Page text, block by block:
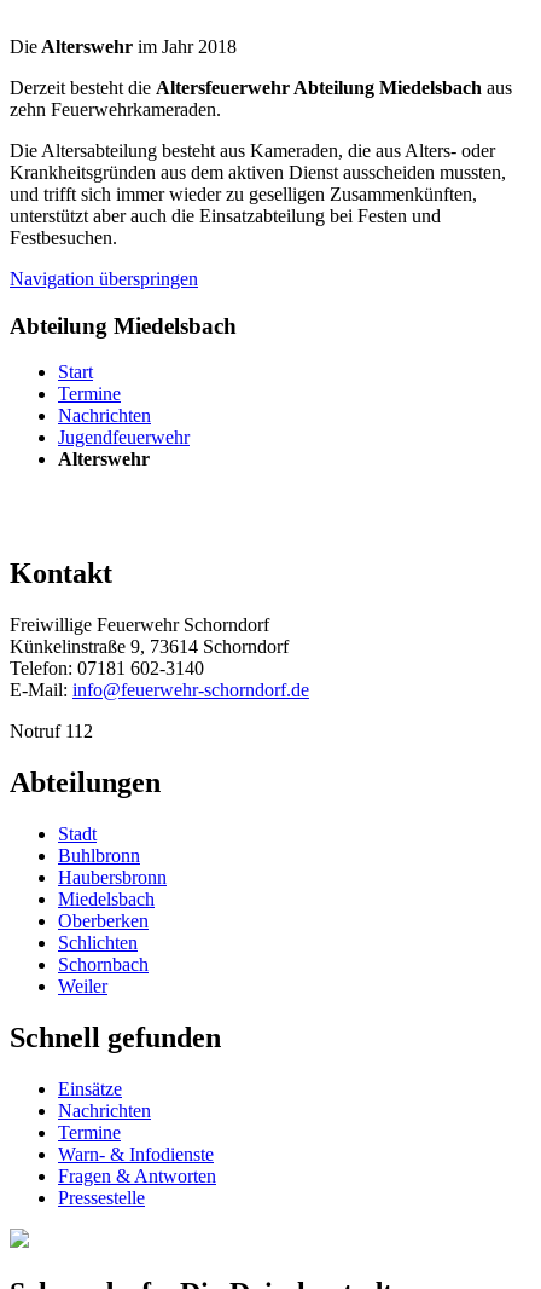
Die Alterswehr im Jahr 2018
Derzeit besteht die Altersfeuerwehr Abteilung Miedelsbach aus
zehn Feuerwehrkameraden.
Die Altersabteilung besteht aus Kameraden, die aus Alters- oder
Krankheitsgründen aus dem aktiven Dienst ausscheiden mussten,
und trifft sich immer wieder zu geselligen Zusammenkünften,
unterstützt aber auch die Einsatzabteilung bei Festen und
Festbesuchen.
Navigation überspringen
Abteilung Miedelsbach
Start
Termine
Nachrichten
Jugendfeuerwehr
Alterswehr
Kontakt
Freiwillige Feuerwehr Schorndorf
Künkelinstraße 9, 73614 Schorndorf
Telefon: 07181 602-3140
E-Mail: info@feuerwehr-schorndorf.de
Notruf 112
Abteilungen
Stadt
Buhlbronn
Haubersbronn
Miedelsbach
Oberberken
Schlichten
Schornbach
Weiler
Schnell gefunden
Einsätze
Nachrichten
Termine
Warn- & Infodienste
Fragen & Antworten
Pressestelle